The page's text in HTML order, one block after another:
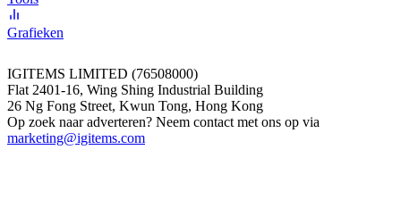
Grafieken
IGITEMS LIMITED (76508000)
Flat 2401-16, Wing Shing Industrial Building
26 Ng Fong Street, Kwun Tong, Hong Kong
Op zoek naar adverteren? Neem contact met ons op via
marketing@igitems.com